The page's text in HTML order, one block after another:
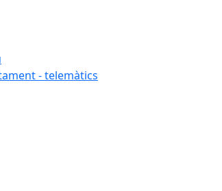
- telemàtics